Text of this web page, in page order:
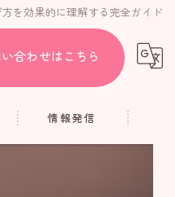
を効果的に理解する完全ガイド
合わせはこちら
情報発信